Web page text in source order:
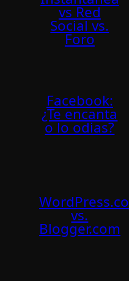
vs Red
Social vs.
Foro
Facebook:
¿Te encanta
o lo odias?
vs.
Blogger.com